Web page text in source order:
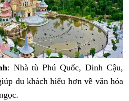
: Nhà tù Phú Quốc, Dinh Cậu,
du khách hiểu hơn về văn hóa